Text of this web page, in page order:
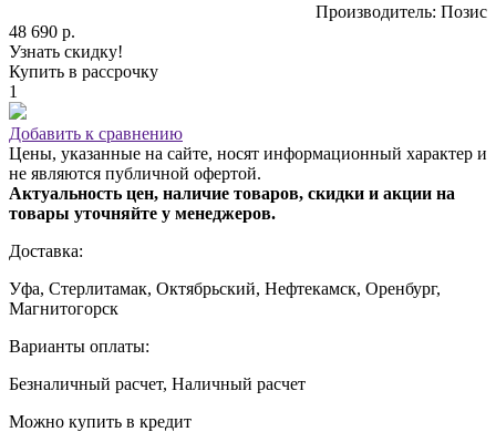
Производитель: Позис
48 690 р.
Узнать скидку!
Купить в рассрочку
1
Добавить к сравнению
Цены, указанные на сайте, носят информационный характер и
не являются публичной офертой.
Актуальность цен, наличие товаров, скидки и акции на
товары уточняйте у менеджеров.
Доставка:
Уфа, Стерлитамак, Октябрьский, Нефтекамск, Оренбург,
Магнитогорск
Варианты оплаты:
Безналичный расчет, Наличный расчет
Можно купить в кредит